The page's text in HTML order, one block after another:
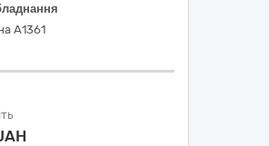
А1361